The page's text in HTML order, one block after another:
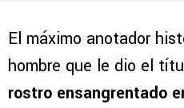
El máximo anotador
hombre que le dio el
rostro ensangrentado